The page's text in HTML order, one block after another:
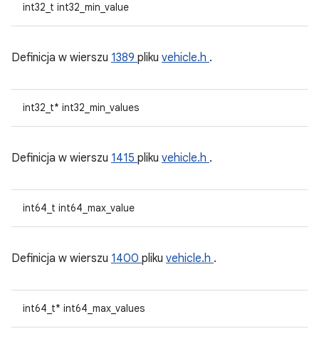
int32_t int32_min_value
Definicja w wierszu 1389 pliku vehicle.h .
int32_t* int32_min_values
Definicja w wierszu 1415 pliku vehicle.h .
int64_t int64_max_value
Definicja w wierszu 1400 pliku vehicle.h .
int64_t* int64_max_values